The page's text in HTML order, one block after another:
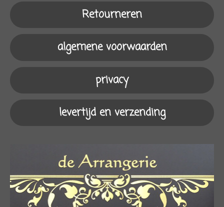
b
o
k
s
t
a
r
a
m
k
T
o
s
p
p
Retourneren
algemene voorwaarden
privacy
levertijd en verzending